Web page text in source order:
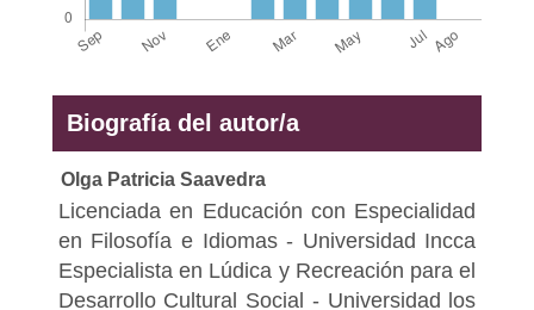
Biografía del autor/a
Olga Patricia Saavedra
Licenciada en Educación con Especialidad
en Filosofía e Idiomas - Universidad Incca
Especialista en Lúdica y Recreación para el
Desarrollo Cultural Social - Universidad los